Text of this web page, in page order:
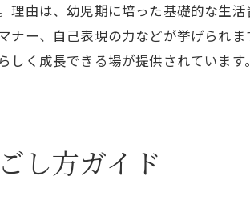
稚園の教育内容や施設の違いを理解す
稚園の認定こども園との違いを解説
稚園の延長保育やサポート体制も確認
園式から見る幼稚園の魅力的な日常
由は、幼児期に培った基礎的な生
ナー、自己表現の力などが挙げられ
く成長できる場が提供されていま
し方ガイド